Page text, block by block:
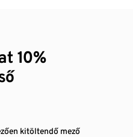
10%
kitöltendő mező